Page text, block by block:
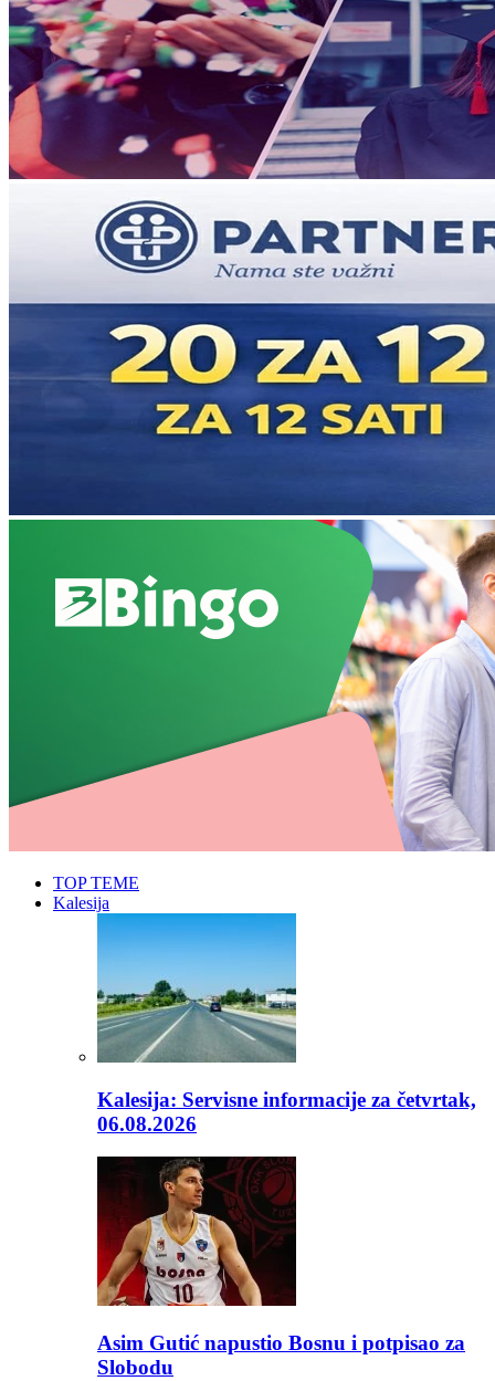
TOP TEME
Kalesija
Kalesija: Servisne informacije za četvrtak,
06.08.2026
Asim Gutić napustio Bosnu i potpisao za
Slobodu